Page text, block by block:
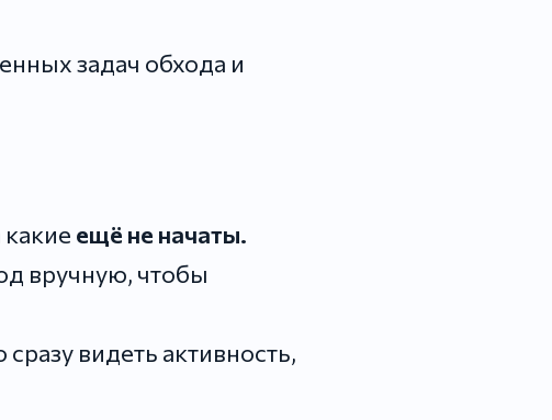
задач обхода и
какие ещё не начаты.
вручную, чтобы
видеть активность,